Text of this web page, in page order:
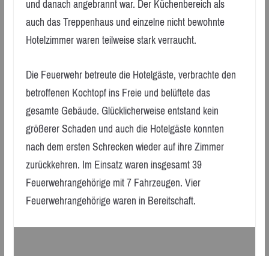
und danach angebrannt war. Der Küchenbereich als
auch das Treppenhaus und einzelne nicht bewohnte
Hotelzimmer waren teilweise stark verraucht.
Die Feuerwehr betreute die Hotelgäste, verbrachte den
betroffenen Kochtopf ins Freie und belüftete das
gesamte Gebäude. Glücklicherweise entstand kein
größerer Schaden und auch die Hotelgäste konnten
nach dem ersten Schrecken wieder auf ihre Zimmer
zurückkehren. Im Einsatz waren insgesamt 39
Feuerwehrangehörige mit 7 Fahrzeugen. Vier
Feuerwehrangehörige waren in Bereitschaft.